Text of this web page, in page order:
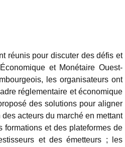
réunis pour discuter des défis et
et Monétaire Ouest-
les organisateurs ont
réglementaire et économique
des solutions pour aligner
acteurs du marché en mettant
formations et des plateformes de
et des émetteurs ; les